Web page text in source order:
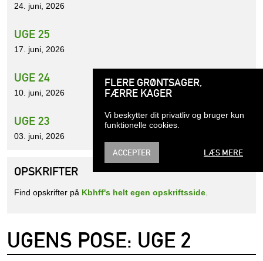
FLERE GRØNTSAGER,
FÆRRE KAGER
Vi beskytter dit privatliv og bruger kun
funktionelle cookies.
ACCEPTER LÆS MERE
UGENS POSE: UGE 2
24. juni, 2026
UGE 25
17. juni, 2026
UGE 24
10. juni, 2026
UGE 23
03. juni, 2026
OPSKRIFTER
Find opskrifter på Kbhff's helt egen opskriftsside